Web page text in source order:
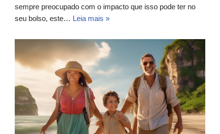
sempre preocupado com o impacto que isso pode ter no
seu bolso, este… Leia mais »